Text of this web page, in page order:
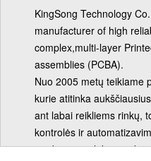
KingSong Technology
manufacturer of high
complex,multi-layer
assemblies (PCBA).
Nuo 2005 metų teikiame
kurie atitinka
ant labai reikliems rinkų,
kontrolės ir
medicinos,